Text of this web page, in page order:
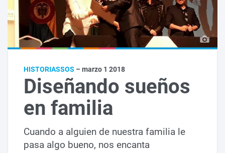
HISTORIASSOS – marzo 1 2018
Diseñando sueños
en familia
Cuando a alguien de nuestra familia le
pasa algo bueno, nos encanta